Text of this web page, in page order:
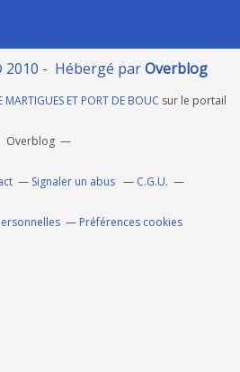
- Hébergé parOverblog
MARTIGUES ET PORT DE BOUC sur le portail
Overblog
Signaler un abus C.G.U.
Préférences cookies